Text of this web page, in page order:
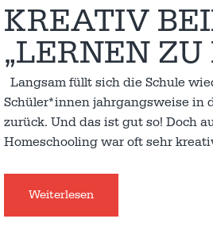
KREATIV
„LERNEN ZU
Langsam füllt sich die Schule
Schüler*innen jahrgangsweise in
zurück. Und das ist gut so! Doch
Homeschooling war oft sehr
Weiterlesen